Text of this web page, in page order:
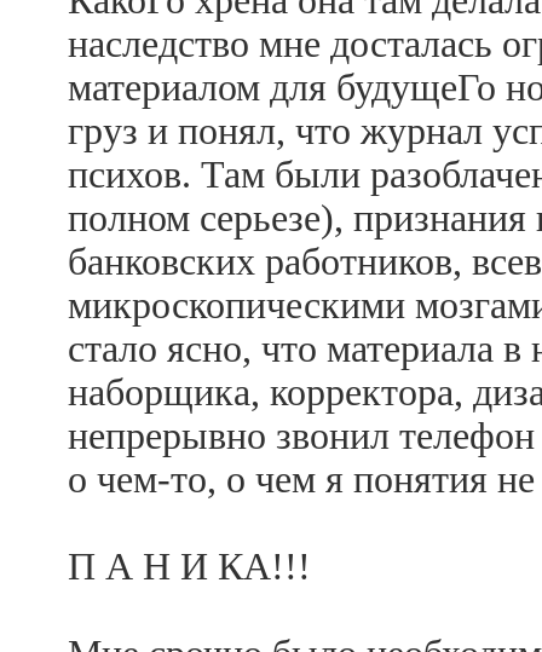
наследство мне досталась
материалом для будущеГо
груз и понял, что журнал
психов. Там были
полном серьезе),
банковских работников,
микроскопическими
стало ясно, что материала
наборщика, корректора,
непрерывно звонил
о чем-то, о чем я понятия
П А Н И КА!!!